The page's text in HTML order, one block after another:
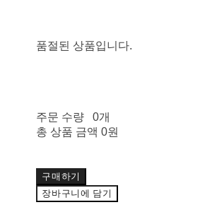
품절된 상품입니다.
주문 수량
0개
총 상품 금액 0원
구매하기
장바구니에 담기